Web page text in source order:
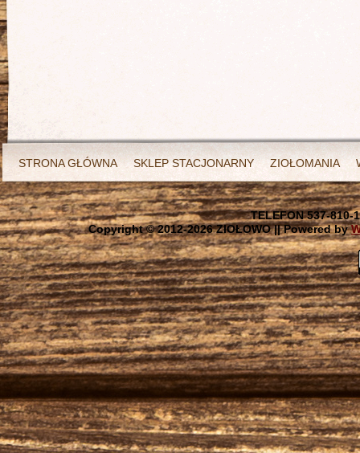
STRONA GŁÓWNA SKLEP STACJONARNY ZIOŁOMANIA
TELEFON 537-810-
Copyright © 2012-2026 ZIOŁOWO || Powered by